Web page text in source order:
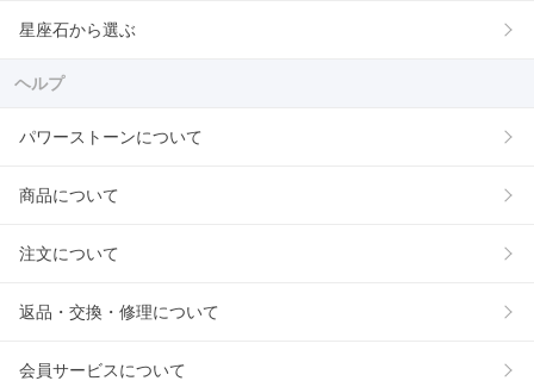
星座石から選ぶ
ヘルプ
パワーストーンについて
商品について
注文について
返品・交換・修理について
会員サービスについて